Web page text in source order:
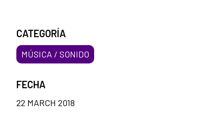
CATEGORÍA
MÚSICA / SONIDO
FECHA
22 MARCH 2018